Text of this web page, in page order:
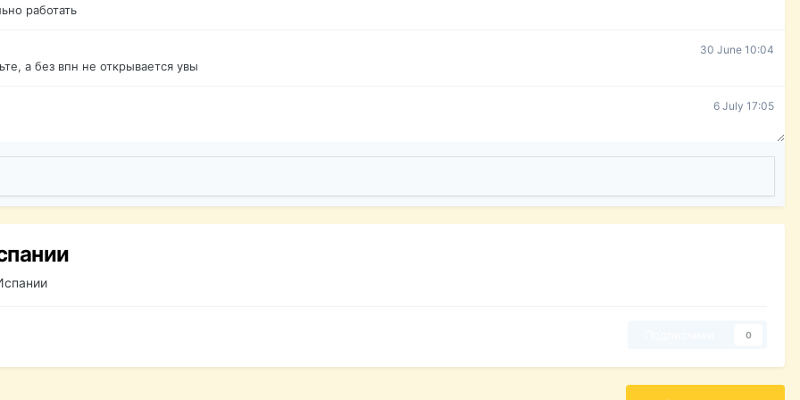
работать
30 June 10:04
а без впн не открывается увы
6 July 17:05
0